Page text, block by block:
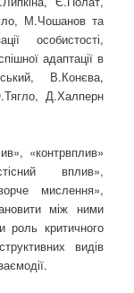
М.Чошанов та
особистості,
адаптації в
В.Конєва,
Д.Халперн
«контрвплив»
вплив»,
мислення»,
між ними
роль критичного
видів